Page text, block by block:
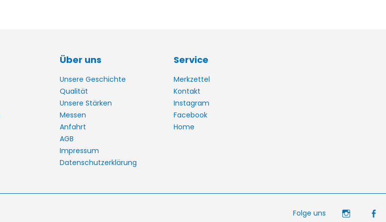
Über uns
Unsere Geschichte
Qualität
Unsere Stärken
Messen
Anfahrt
AGB
Impressum
Datenschutzerklärung
Service
Merkzettel
Kontakt
Instagram
Facebook
Home
Folge uns